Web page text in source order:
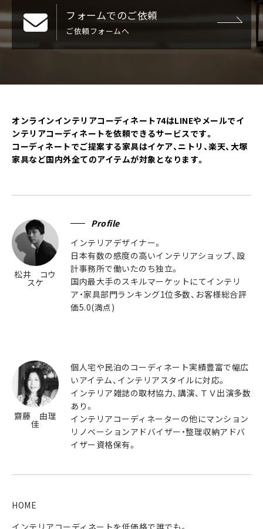
フォームでのご依頼
ご依頼フォームへ
オンラインインテリアコーディネート74はLINEやメールでイ
ンテリアコーディネートを依頼できるサービスです。
コーディネートでご提案する家具はイケア、ニトリ、楽天、大塚
家具など国内外全てのアイテムが対象となります。
松井 コウ
スケ
Profile
インテリアデザイナー。
日本有数の感度の高いインテリアショップ、設
計事務所で働いたのち独立。
国内最大手のスキルマーケットにてインテリ
ア・家具部門ランキング1位多数、お客様総合評
価5.0(満点)
齋藤 由理
佳
個人宅や民泊のコーディネート実績豊富で幅広
いアイテム、インテリアスタイルに対応。
インテリア雑誌の取材協力、講演、ＴＶ出演多数
あり。
インテリアコーディネーターの他にマンション
リノベーションアドバイザー・整理収納アドバ
イザー資格保有。
HOME
インテリアコーディネートを低価格で誰でも。